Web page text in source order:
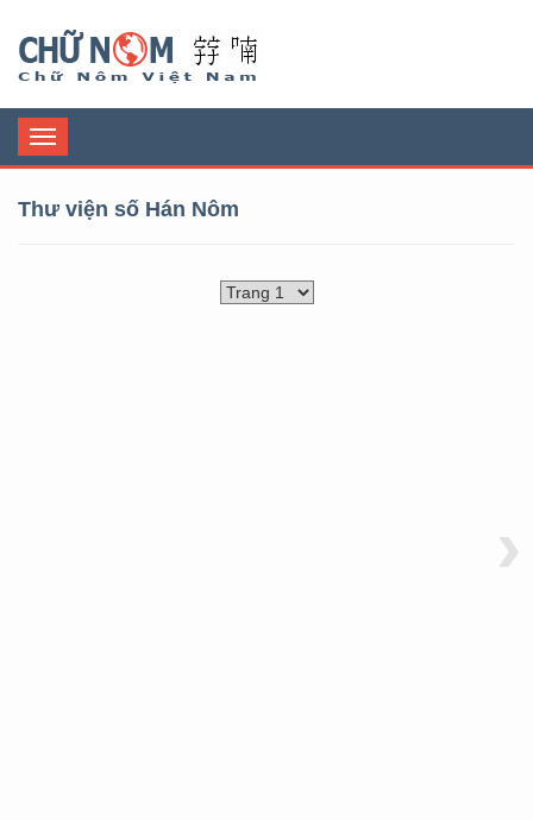
Toggle
navigation
Thư viện số Hán Nôm
›